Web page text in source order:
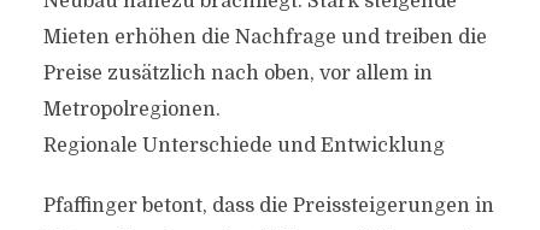
Mieten erhöhen die Nachfrage und treiben die
Preise zusätzlich nach oben, vor allem in
Metropolregionen.
Regionale Unterschiede und Entwicklung
Pfaffinger betont, dass die Preissteigerungen in